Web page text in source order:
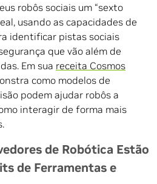
robôs sociais um “sexto
usando as capacidades de
identificar pistas sociais
que vão além de
Em sua receita Cosmos
como modelos de
podem ajudar robôs a
interagir de forma mais
de Robótica Estão
de Ferramentas e